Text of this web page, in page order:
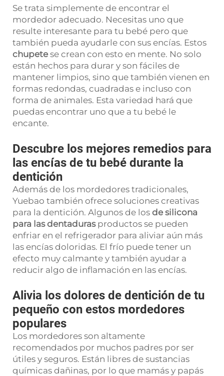
Se trata simplemente de encontrar el
mordedor adecuado. Necesitas uno que
resulte interesante para tu bebé pero que
también pueda ayudarle con sus encías. Estos
chupete se crean con esto en mente. No solo
están hechos para durar y son fáciles de
mantener limpios, sino que también vienen en
formas redondas, cuadradas e incluso con
forma de animales. Esta variedad hará que
puedas encontrar uno que a tu bebé le
encante.
Descubre los mejores remedios para
las encías de tu bebé durante la
dentición
Además de los mordedores tradicionales,
Yuebao también ofrece soluciones creativas
para la dentición. Algunos de los de silicona
para las dentaduras productos se pueden
enfriar en el refrigerador para aliviar aún más
las encías doloridas. El frío puede tener un
efecto muy calmante y también ayudar a
reducir algo de inflamación en las encías.
Alivia los dolores de dentición de tu
pequeño con estos mordedores
populares
Los mordedores son altamente
recomendados por muchos padres por ser
útiles y seguros. Están libres de sustancias
químicas dañinas, por lo que mamás y papás